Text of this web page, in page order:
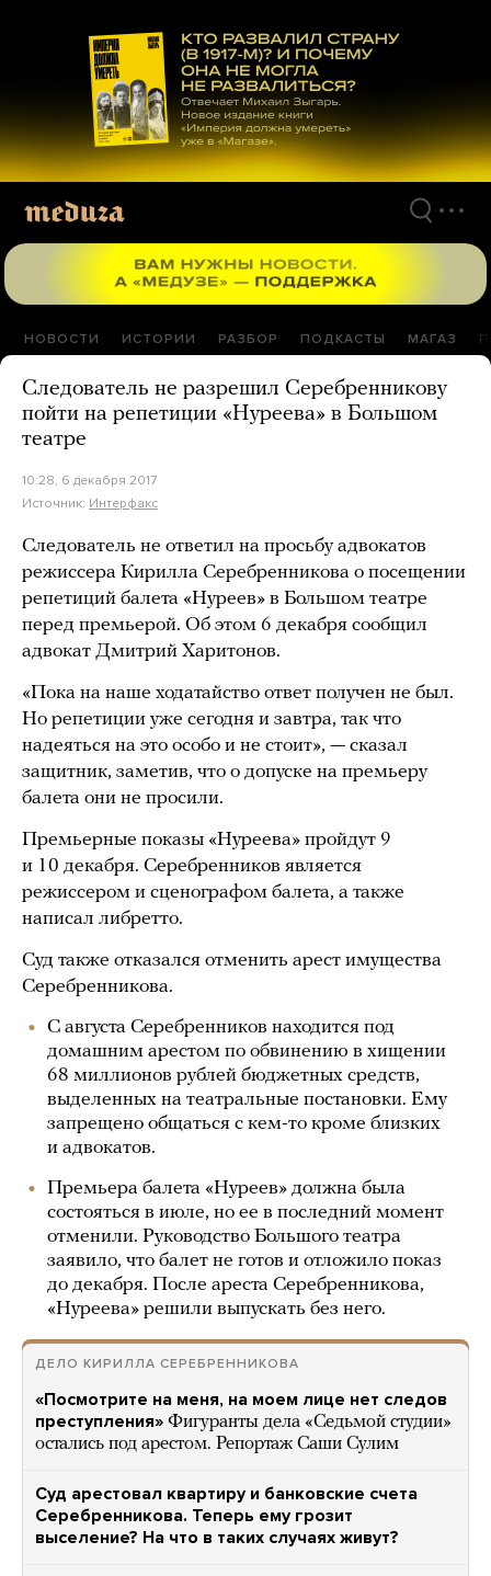
материалам
НОВОСТИ ИСТОРИИ РАЗБОР ПОДКАСТЫ МАГАЗ
Следователь не разрешил Серебренникову
пойти на репетиции «Нуреева» в Большом
театре
10:28, 6 декабря 2017
Источник: Интерфакс
Следователь не ответил на просьбу адвокатов
режиссера Кирилла Серебренникова о посещении
репетиций балета «Нуреев» в Большом театре
перед премьерой. Об этом 6 декабря сообщил
адвокат Дмитрий Харитонов.
«Пока на наше ходатайство ответ получен не был.
Но репетиции уже сегодня и завтра, так что
надеяться на это особо и не стоит», — сказал
защитник, заметив, что о допуске на премьеру
балета они не просили.
Премьерные показы «Нуреева» пройдут 9
и 10 декабря. Серебренников является
режиссером и сценографом балета, а также
написал либретто.
Суд также отказался отменить арест имущества
Серебренникова.
С августа Серебренников находится под
домашним арестом по обвинению в хищении
68 миллионов рублей бюджетных средств,
выделенных на театральные постановки. Ему
запрещено общаться с кем-то кроме близких
и адвокатов.
Премьера балета «Нуреев» должна была
состояться в июле, но ее в последний момент
отменили. Руководство Большого театра
заявило, что балет не готов и отложило показ
до декабря. После ареста Серебренникова,
«Нуреева» решили выпускать без него.
ДЕЛО КИРИЛЛА СЕРЕБРЕННИКОВА
«Посмотрите на меня, на моем лице нет следов
преступления» Фигуранты дела «Седьмой студии»
остались под арестом. Репортаж Саши Сулим
Суд арестовал квартиру и банковские счета
Серебренникова. Теперь ему грозит
выселение? На что в таких случаях живут?